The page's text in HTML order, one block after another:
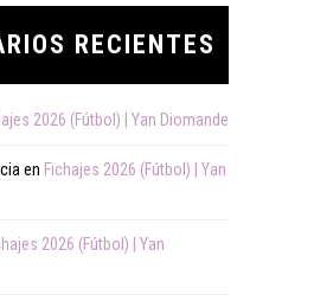
RECIENTES
2026 (Fútbol) | Yan Diomande
en Fichajes 2026 (Fútbol) | Yan
2026 (Fútbol) | Yan